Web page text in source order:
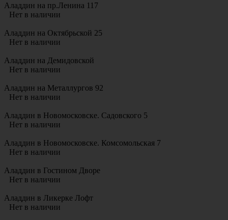
Аладдин на пр.Ленина 117
Нет в наличии
Аладдин на Октябрьской 25
Нет в наличии
Аладдин на Демидовской
Нет в наличии
Аладдин на Металлургов 92
Нет в наличии
Аладдин в Новомосковске. Садовского 5
Нет в наличии
Аладдин в Новомосковске. Комсомольская 7
Нет в наличии
Аладдин в Гостином Дворе
Нет в наличии
Аладдин в Ликерке Лофт
Нет в наличии